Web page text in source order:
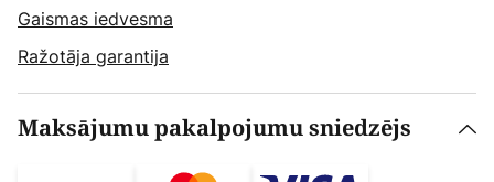
Gaismas iedvesma
Ražotāja garantija
Maksājumu pakalpojumu sniedzējs